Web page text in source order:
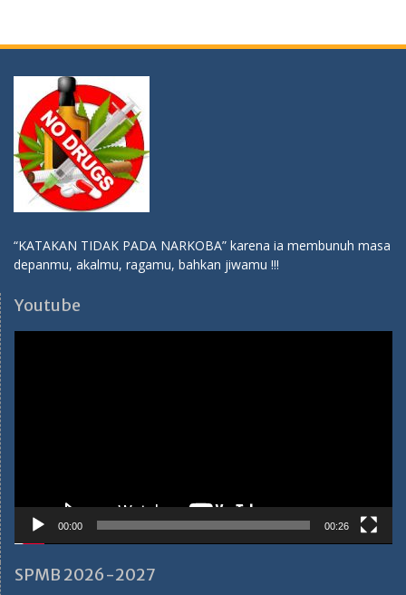
“KATAKAN TIDAK PADA NARKOBA” karena ia membunuh masa
depanmu, akalmu, ragamu, bahkan jiwamu !!!
Youtube
00:00 00:26
SPMB 2026-2027